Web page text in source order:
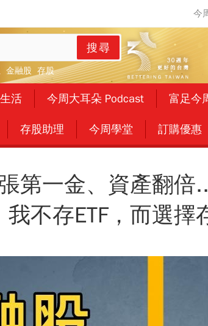
搜尋
金融股 存股
活 今周大耳朵 Podcast 富足今
存股助理 今周學堂 訂購優惠
第一金、資產翻倍
我不存ETF，而選擇